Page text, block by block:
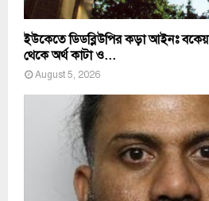
ইউকেতে ডিডব্লিউপির কড়া আইনঃ
থেকে অর্থ কাটা ও...
August 5, 2026